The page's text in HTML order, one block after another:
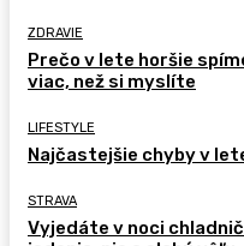
ZDRAVIE
Prečo v lete horšie
viac, než si myslíte
LIFESTYLE
Najčastejšie chyby v
STRAVA
Vyjedáte v noci